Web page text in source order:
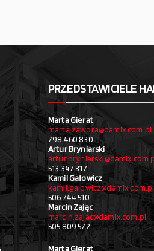
PRZEDSTAWICIELE
Marta Gierat
marta.zawora@damix.com.pl
798 460 830
Artur Bryniarski
513 347 317
Kamil Gałowicz
kamil.galowicz@damix.com.pl
506 744 510
Marcin Zając
marcin.zajac@damix.com.pl
505 809 572
Marta Gierat